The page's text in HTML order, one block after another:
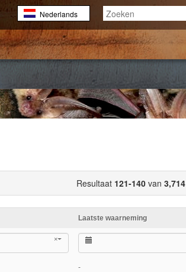
Nederlands
English
Français
Resultaat 121-140 van 3,714
Laatste waarneming
×
-